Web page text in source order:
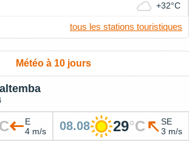
+32°C
tous les stations touristiques
Météo à 10 jours
C
E
4 m/s
08.08 29°C
SE
3 m/s